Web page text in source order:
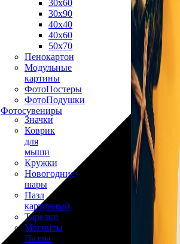
30х60
30х90
40х40
40х60
50х70
Пенокартон
Модульные
картины
ФотоПостеры
ФотоПодушки
Фотоcувениры
Значки
Коврик
для
мыши
Кружки
Новогодние
шары
Пазл
картонный
Тарелки
Магниты
Пазлы